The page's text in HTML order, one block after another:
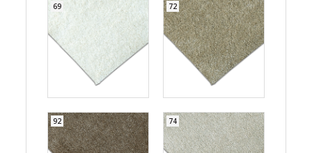
69 72
92 74